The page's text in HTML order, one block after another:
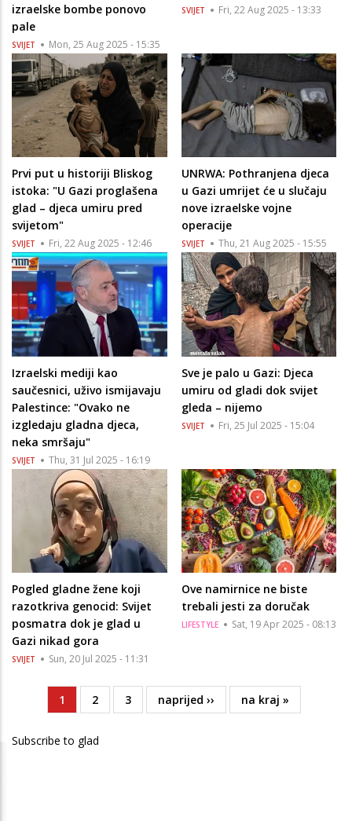
izraelske bombe ponovo
pale
SVIJET Mon, 25 Aug 2025 - 15:35
SVIJET Fri, 22 Aug 2025 - 13:33
Prvi put u historiji Bliskog
istoka: "U Gazi proglašena
glad – djeca umiru pred
svijetom"
SVIJET Fri, 22 Aug 2025 - 12:46
UNRWA: Pothranjena djeca
u Gazi umrijet će u slučaju
nove izraelske vojne
operacije
SVIJET Thu, 21 Aug 2025 - 15:55
Izraelski mediji kao
saučesnici, uživo ismijavaju
Palestince: "Ovako ne
izgledaju gladna djeca,
neka smršaju"
SVIJET Thu, 31 Jul 2025 - 16:19
Sve je palo u Gazi: Djeca
umiru od gladi dok svijet
gleda – nijemo
SVIJET Fri, 25 Jul 2025 - 15:04
Pogled gladne žene koji
razotkriva genocid: Svijet
posmatra dok je glad u
Gazi nikad gora
SVIJET Sun, 20 Jul 2025 - 11:31
Ove namirnice ne biste
trebali jesti za doručak
LIFESTYLE Sat, 19 Apr 2025 - 08:13
PaginationCurrent
page
1 Page
2 Page
3
Next
page
naprijed ››
Last
page
na kraj »
Subscribe to glad